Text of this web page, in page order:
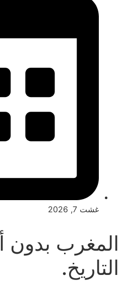
غشت 7, 2026
المغرب بدون
التاريخ.